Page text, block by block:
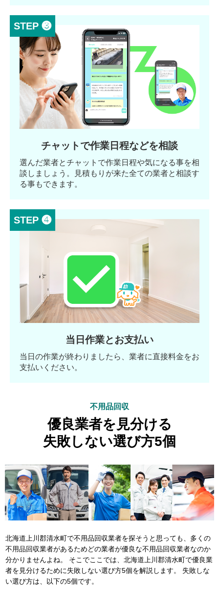
STEP ❸
チャットで作業日程などを相談
選んだ業者とチャットで作業日程や気になる事を相
談しましょう。見積もりが来た全ての業者と相談す
る事もできます。
STEP ❹
当日作業とお支払い
当日の作業が終わりましたら、業者に直接料金をお
支払いください。
不用品回収
優良業者を見分ける
失敗しない選び方5個
北海道上川郡清水町で不用品回収業者を探そうと思っても、多くの
不用品回収業者があるためどの業者が優良な不用品回収業者なのか
分かりませんよね。 そこでここでは、北海道上川郡清水町で優良業
者を見分けるために失敗しない選び方5個を解説します。 失敗しな
い選び方は、以下の5個です。